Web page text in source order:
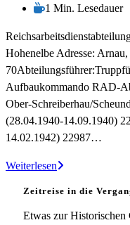
zuletzt
am:
Lesedauer:
1 Min. Lesedauer
Hohenelbe Adresse:
Aufbaukommando RAD-
Ober-Schreiberhau/
(28.04.1940-14.09.1940)
14.02.1942) 22987…
WeiterlesenRAD-
Arnau
Zeitreise in die
Etwas zur Historischen